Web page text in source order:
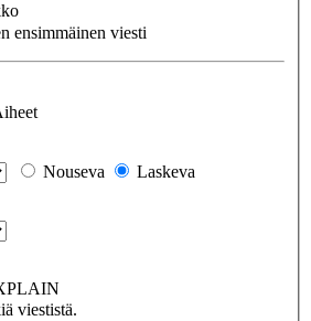
ensimmäinen viesti
Nouseva
Laskeva
viestistä.